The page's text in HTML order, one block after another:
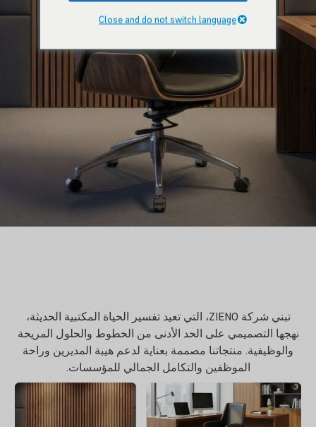
تبني شركة ZIENO، التي تعيد تفسير الحياة المكتبية الحديثة،
نهجها التصميمي على الحد الأدنى من الخطوط والحلول المريحة
والوظيفية. منتجاتنا مصممة بعناية لدعم هيبة المديرين وراحة
الموظفين والتكامل الجمالي للمؤسسات.
Close and do not switch language